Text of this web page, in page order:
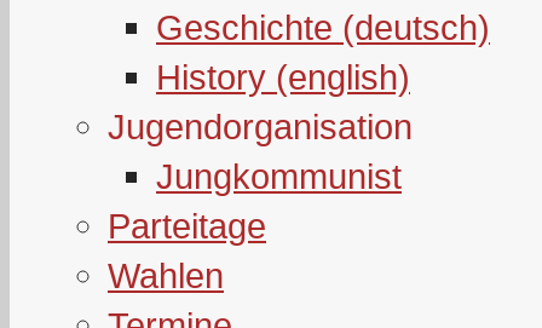
Geschichte (deutsch)
History (english)
Jugendorganisation
Jungkommunist
Parteitage
Wahlen